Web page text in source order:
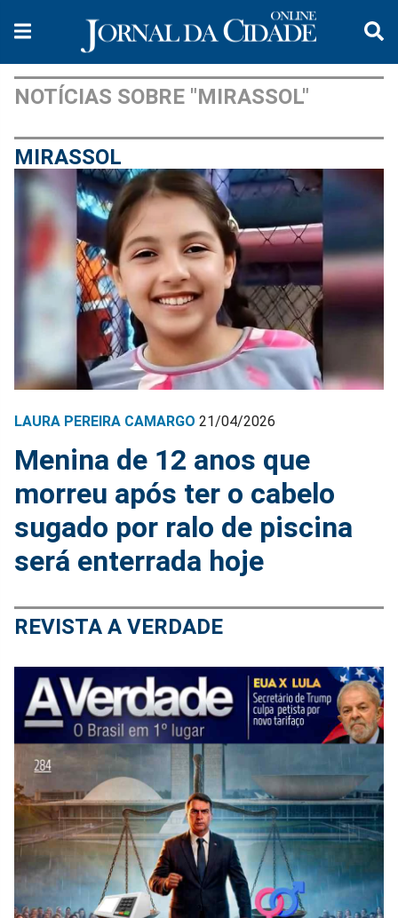
NOTÍCIAS SOBRE "MIRASSOL"
MIRASSOL
LAURA PEREIRA CAMARGO 21/04/2026
Menina de 12 anos que
morreu após ter o cabelo
sugado por ralo de piscina
será enterrada hoje
REVISTA A VERDADE